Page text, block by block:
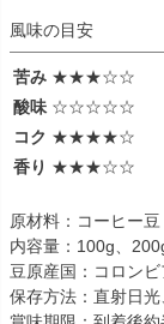
風味の目安
苦み ★★★☆☆
酸味 ☆☆☆☆☆
コク ★★★★☆
香り ★★★☆☆
原材料：コーヒー豆
内容量：100g、
豆原産国：コロンビ
保存方法：直射日光